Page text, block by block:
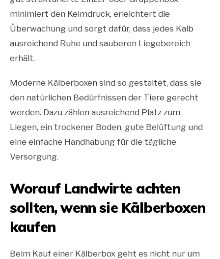
minimiert den Keimdruck, erleichtert die
Überwachung und sorgt dafür, dass jedes Kalb
ausreichend Ruhe und sauberen Liegebereich
erhält.
Moderne Kälberboxen sind so gestaltet, dass sie
den natürlichen Bedürfnissen der Tiere gerecht
werden. Dazu zählen ausreichend Platz zum
Liegen, ein trockener Boden, gute Belüftung und
eine einfache Handhabung für die tägliche
Versorgung.
Worauf Landwirte achten
sollten, wenn sie Kälberboxen
kaufen
Beim Kauf einer Kälberbox geht es nicht nur um